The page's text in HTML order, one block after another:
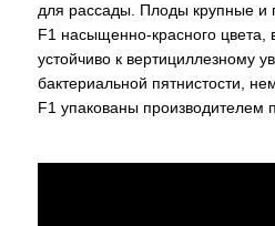
Томат Максин F1 500 семян
1 980 грн
2 564 грн Купить
для рассады. Плоды крупные и
F1 насыщенно-красного цвета,
устойчиво к вертициллезному
бактериальной пятнистости,
F1 упакованы производителем